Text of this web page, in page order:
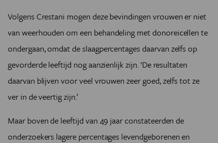
Volgens Crestani mogen deze bevindingen vrouwen er niet
van weerhouden om een behandeling met donoreicellen te
ondergaan, omdat de slaagpercentages daarvan zelfs op
gevorderde leeftijd nog aanzienlijk zijn. ‘De resultaten
daarvan blijven voor veel vrouwen zeer goed, zelfs tot ze
ver in de veertig zijn.’
Maar boven de leeftijd van 49 jaar constateerden de
onderzoekers lagere percentages levendgeborenen en